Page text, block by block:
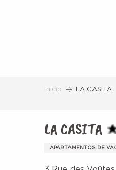
Inicio LA CASITA
LA CASITA
APARTAMENTOS DE